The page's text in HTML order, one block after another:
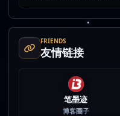
FRIENDS
友情链接
笔墨迹
博客圈子